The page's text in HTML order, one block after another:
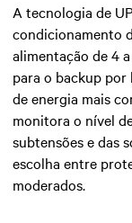
A tecnologia de
condicionamento
alimentação de 4
para o backup
de energia mais
monitora o nível
subtensões e das
escolha entre
moderados.